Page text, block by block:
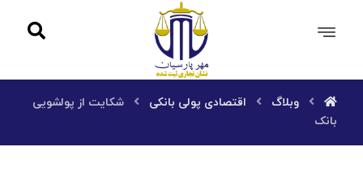
وبلاگ اقتصادی پولی بانکی
شکایت از پولشویی
بانک